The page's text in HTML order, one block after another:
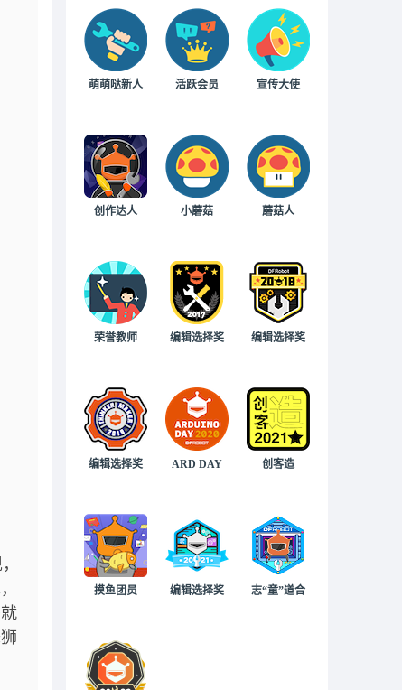
萌萌哒新人 活跃会员 宣传大使
创作达人 小蘑菇 蘑菇人
荣誉教师 编辑选择奖 编辑选择奖
编辑选择奖 ARD DAY 创客造
摸鱼团员 编辑选择奖 志“童”道合